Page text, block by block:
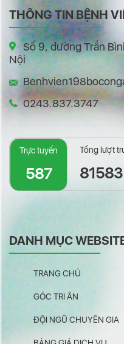
THÔNG TIN BỆNH
Số 9, đường Trần
Nội
0243.837.3747
Trực tuyến
587
Tổng lượt
81583
DANH MỤC
TRANG CHỦ
GÓC TRI ÂN
ĐỘI NGŨ CHUYÊN GIA